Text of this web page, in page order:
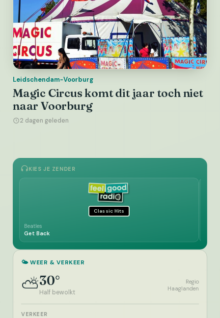
Leidschendam-Voorburg
Magic Circus komt dit jaar toch niet
naar Voorburg
2 dagen geleden
KIES JE ZENDER
Classic Hits
Beatles
Get Back
🌤️ WEER & VERKEER
⛅30°
Half bewolkt
Regio
Haaglanden
VERKEER